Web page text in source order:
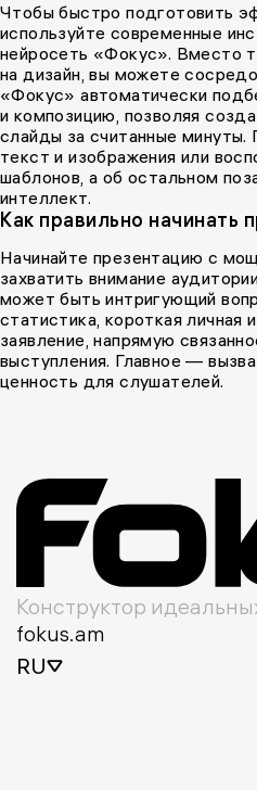
Чтобы быстро подготовить
используйте современные
нейросеть «Фокус». Вместо
на дизайн, вы можете
«Фокус» автоматически
и композицию, позволяя
слайды за считанные
текст и изображения или
шаблонов, а об остальном
интеллект.
Как правильно начинать
Начинайте презентацию с
захватить внимание
может быть интригующий
статистика, короткая личная
заявление, напрямую
выступления. Главное —
ценность для слушателей.
Конструктор
fokus.am
RU